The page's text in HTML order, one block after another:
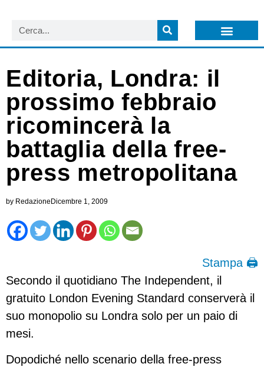
Editoria, Londra: il
prossimo febbraio
ricomincerà la
battaglia della free-
press metropolitana
by Redazione Dicembre 1, 2009
Stampa 🖨
Secondo il quotidiano The Independent, il
gratuito London Evening Standard conserverà il
suo monopolio su Londra solo per un paio di
mesi.
Dopodiché nello scenario della free-press